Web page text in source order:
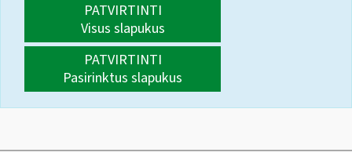
PATVIRTINTI
Visus slapukus
PATVIRTINTI
Pasirinktus slapukus